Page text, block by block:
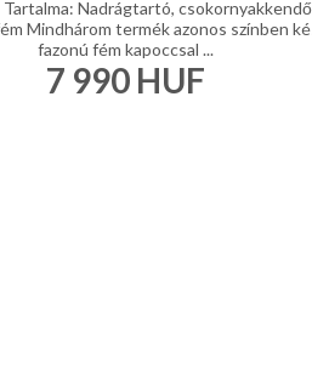
Nadrágtartó,
Mindhárom termék azonos színben
fazonú fém kapoccsal ...
7 990 HUF